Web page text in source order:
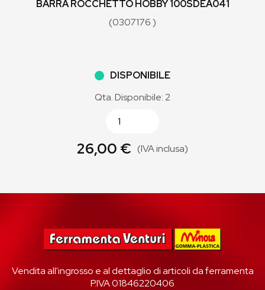
BARRA ROCCHETTO HOBBY 100SDEA041
(0307176 )
DISPONIBILE
Qta. Disponibile: 2
26,00 € (IVA inclusa)
Vendita all'ingrosso e al dettaglio di articoli da ferramenta
P.IVA 01846220406